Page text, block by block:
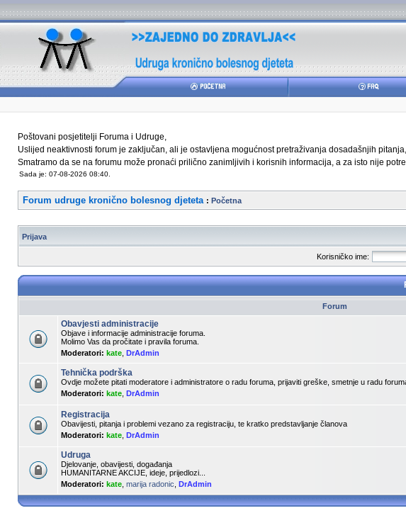
Poštovani posjetitelji Foruma i Udruge,
Uslijed neaktivnosti forum je zaključan, ali je ostavljena mogućnost pretraživanja dosadašnjih
Smatramo da se na forumu može pronaći prilično zanimljivih i korisnih informacija, a za isto nije
Sada je: 07-08-2026 08:40.
Forum udruge kronično bolesnog djeteta : Početna
Prijava
Korisničko ime:
Forum
Obavjesti administracije
Objave i informacije administracije foruma.
Molimo Vas da pročitate i pravila foruma.
Moderatori: kate DrAdmin
Tehnička podrška
Ovdje možete pitati moderatore i administratore o radu foruma, prijaviti greške, smetnje u radu
Moderatori: kate DrAdmin
Registracija
Obavijesti, pitanja i problemi vezano za registraciju, te kratko predstavljanje članova
Moderatori: kate DrAdmin
Udruga
Djelovanje, obavijesti, događanja
HUMANITARNE AKCIJE, ideje, prijedlozi...
Moderatori: kate marija radonic DrAdmin